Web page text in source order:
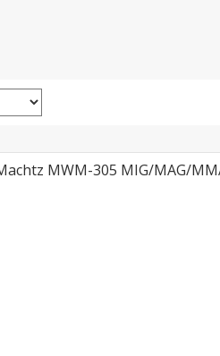
MWM-305 MIG/MAG/